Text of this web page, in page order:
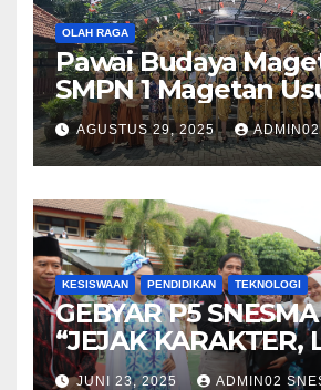
OLAH RAGA
Pawai Budaya
SMPN 1 Magetan
Tema “Magetan
Kreatif Inovasi
AGUSTUS 29, 2025
KESISWAAN PENDIDIKAN TEKNOLOGI
GEBYAR P5
“JEJAK KARAKTER,
MASA DEPAN”
JUNI 23, 2025 ADMIN02